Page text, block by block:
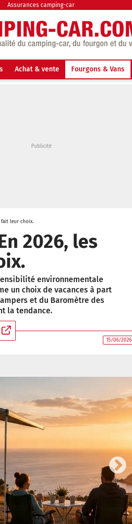
Assurances camping-car
Achat & vente Fourgons & Vans
fait leur choix.
2026, les
environnementale
un choix de vacances à part
et du Baromètre des
la tendance.
15/06/2026
Next